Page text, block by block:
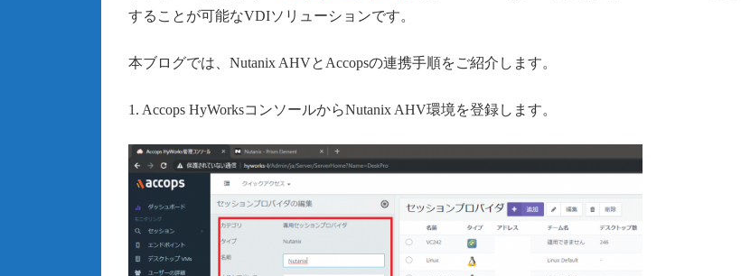
することが可能なVDIソリューションです。
本ブログでは、Nutanix AHVとAccopsの連携手順をご紹介します。
1. Accops HyWorksコンソールからNutanix AHV環境を登録します。